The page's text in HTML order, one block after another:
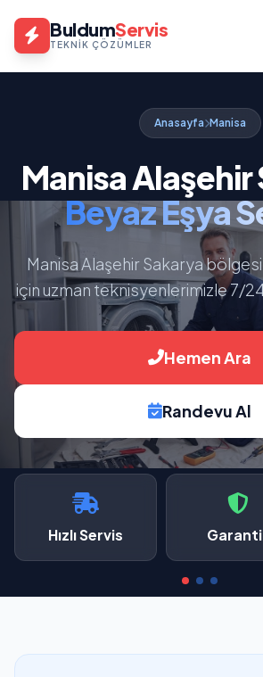
BuldumServis
TEKNIK ÇÖZÜMLER
Anasayfa Manisa
Manisa Alaşehir
Beyaz Eşya
Manisa Alaşehir Sakarya
için uzman teknisyenlerimizle 7/
Hemen Ara
Randevu Al
Hızlı Servis